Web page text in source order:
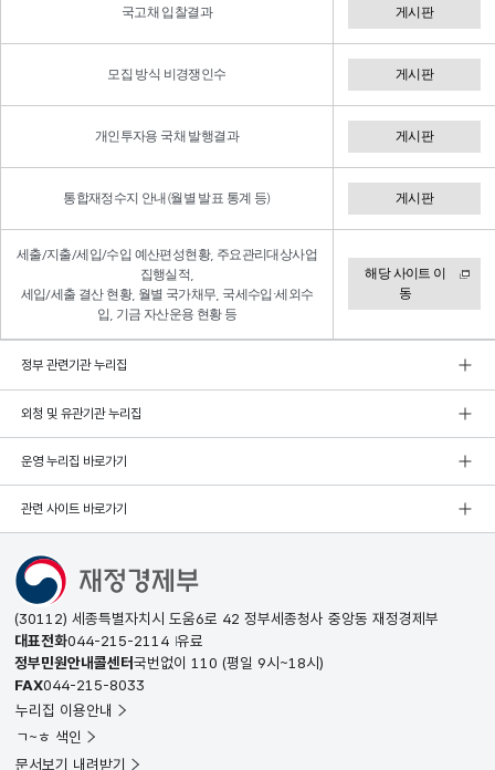
국고채 입찰결과 게시판
모집 방식 비경쟁인수 게시판
개인투자용 국채 발행결과 게시판
통합재정수지 안내(월별 발표 통계 등) 게시판
세출/지출/세입/수입 예산편성현황, 주요관리대상사업
집행실적,
세입/세출 결산 현황, 월별 국가채무, 국세수입·세외수
입, 기금 자산운용 현황 등
해당 사이트 이
동
정부 관련기관 누리집
외청 및 유관기관 누리집
운영 누리집 바로가기
관련 사이트 바로가기
(30112) 세종특별자치시 도움6로 42 정부세종청사 중앙동 재정경제부
대표전화044-215-2114 유료
정부민원안내콜센터국번없이 110 (평일 9시~18시)
FAX044-215-8033
누리집 이용안내
ㄱ~ㅎ 색인
문서보기 내려받기